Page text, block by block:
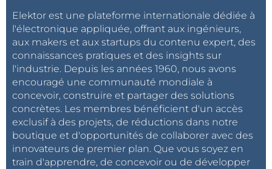
Elektor est une plateforme internationale dédiée à
l'électronique appliquée, offrant aux ingénieurs,
aux makers et aux startups du contenu expert, des
connaissances pratiques et des insights sur
l'industrie. Depuis les années 1960, nous avons
encouragé une communauté mondiale à
concevoir, construire et partager des solutions
concrètes. Les membres bénéficient d'un accès
exclusif à des projets, de réductions dans notre
boutique et d'opportunités de collaborer avec des
innovateurs de premier plan. Que vous soyez en
train d'apprendre, de concevoir ou de développer